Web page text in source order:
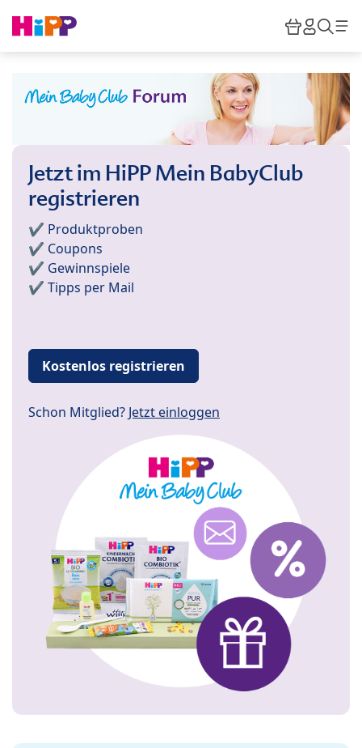
HiPP
Jetzt im HiPP Mein BabyClub
registrieren
✔️ Produktproben
✔️ Coupons
✔️ Gewinnspiele
✔️ Tipps per Mail
Kostenlos registrieren
Schon Mitglied? Jetzt einloggen